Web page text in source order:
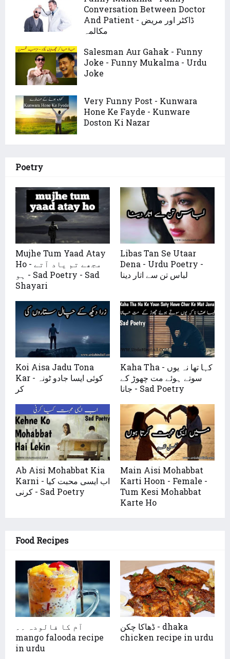
Conversation Between Doctor
And Patient - ڈاکٹر اور مریض
مکالمہ
Salesman Aur Gahak - Funny
Joke - Funny Mukalma - Urdu
Joke
Very Funny Post - Kunwara
Hone Ke Fayde - Kunware
Doston Ki Nazar
Poetry
Mujhe Tum Yaad Atay
Ho - مجھے تم یاد آتے
ہو - Sad Poetry - Sad
Shayari
Libas Tan Se Utaar
Dena - Urdu Poetry -
لباس تن سے اتار دینا
Koi Aisa Jadu Tona
Kar - کوئی ایسا جادو ٹونہ
کر
Kaha Tha - کہا تھا نہ یوں
سوتے ہوئے مت چھوڑ کے
جانا - Sad Poetry
Ab Aisi Mohabbat Kia
Karni - اب ایسی محبت کیا
کرنی - Sad Poetry
Main Aisi Mohabbat
Karti Hoon - Female -
Tum Kesi Mohabbat
Karte Ho
Food Recipes
آم کا فالودہ ۔۔
mango falooda recipe
in urdu
ڈھاکا چکن - dhaka
chicken recipe in urdu